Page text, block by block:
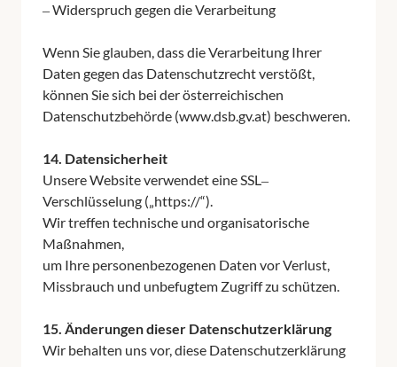
‒Widerspruch gegen die Verarbeitung
Wenn Sie glauben, dass die Verarbeitung
Daten gegen das Datenschutzrecht verstößt,
können Sie sich bei der
Datenschutzbehörde (www.dsb.gv.at) beschweren.
14. Datensicherheit
Unsere Website verwendet eine SSL‒
Verschlüsselung („https://“).
Wir treffen technische und
Maßnahmen,
um Ihre personenbezogenen Daten vor
Missbrauch und unbefugtem Zugriff zu schützen.
15. Änderungen dieser Datenschutzerklärung
Wir behalten uns vor, diese